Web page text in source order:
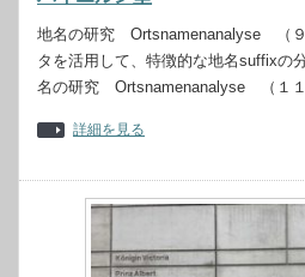
地名の研究 Ortsnamenanalyse （９
タを活用して、特徴的な地名suffixの
名の研究 Ortsnamenanalyse （１
詳細を見る